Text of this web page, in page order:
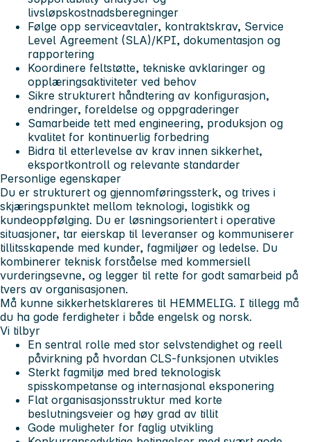
livsløpskostnadsberegninger
Følge opp serviceavtaler, kontraktskrav, Service
Level Agreement (SLA)/KPI, dokumentasjon og
rapportering
Koordinere feltstøtte, tekniske avklaringer og
opplæringsaktiviteter ved behov
Sikre strukturert håndtering av konfigurasjon,
endringer, foreldelse og oppgraderinger
Samarbeide tett med engineering, produksjon og
kvalitet for kontinuerlig forbedring
Bidra til etterlevelse av krav innen sikkerhet,
eksportkontroll og relevante standarder
Personlige egenskaper
Du er strukturert og gjennomføringssterk, og trives i
skjæringspunktet mellom teknologi, logistikk og
kundeoppfølging. Du er løsningsorientert i operative
situasjoner, tar eierskap til leveranser og kommuniserer
tillitsskapende med kunder, fagmiljøer og ledelse. Du
kombinerer teknisk forståelse med kommersiell
vurderingsevne, og legger til rette for godt samarbeid på
tvers av organisasjonen.
Må kunne sikkerhetsklareres til HEMMELIG. I tillegg må
du ha gode ferdigheter i både engelsk og norsk.
Vi tilbyr
En sentral rolle med stor selvstendighet og reell
påvirkning på hvordan CLS-funksjonen utvikles
Sterkt fagmiljø med bred teknologisk
spisskompetanse og internasjonal eksponering
Flat organisasjonsstruktur med korte
beslutningsveier og høy grad av tillit
Gode muligheter for faglig utvikling